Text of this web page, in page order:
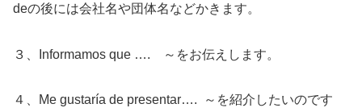
deの後には会社名や団体名などかきます。
３、Informamos que …. ～をお伝えします。
４、Me gustaría de presentar…. ～を紹介したいのです